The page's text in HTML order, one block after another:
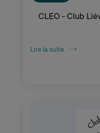
CLEO - Club
Lire la suite